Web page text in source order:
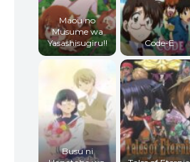
Maou no
Musume wa
Yasashisugiru!!
Code-E
Busu ni